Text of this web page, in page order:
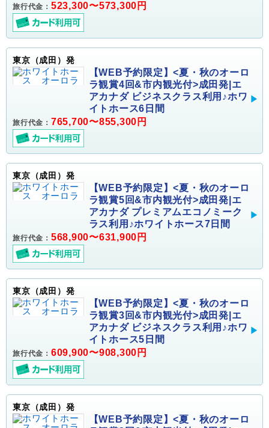
旅行代金： 523,300〜573,300円
東京（成田）発
【WEB予約限定】<夏・秋のオーロ
ラ観賞4回&市内観光付>成田発|エ
アカナダ ビジネスクラス利用♪ホワ
イトホース6日間
旅行代金： 765,700〜855,300円
東京（成田）発
【WEB予約限定】<夏・秋のオーロ
ラ観賞5回&市内観光付>成田発|エ
アカナダ プレミアムエコノミーク
ラス利用♪ホワイトホース7日間
旅行代金： 568,900〜631,900円
東京（成田）発
【WEB予約限定】<夏・秋のオーロ
ラ観賞3回&市内観光付>成田発|エ
アカナダ ビジネスクラス利用♪ホワ
イトホース5日間
旅行代金： 609,900〜908,300円
東京（成田）発
【WEB予約限定】<夏・秋のオーロ